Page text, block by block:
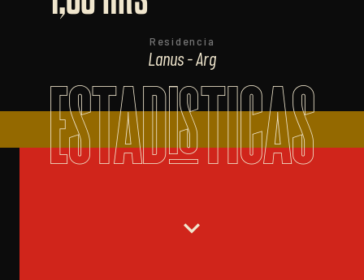
Residencia
Lanus - Arg
ESTADISTICAS
expand_more